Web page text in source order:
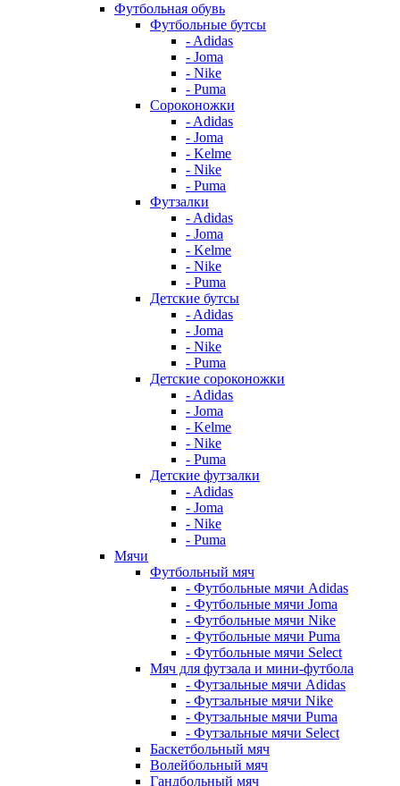
Футбольная обувь
Футбольные бутсы
- Adidas
- Joma
- Nike
- Puma
Сороконожки
- Adidas
- Joma
- Kelme
- Nike
- Puma
Футзалки
- Adidas
- Joma
- Kelme
- Nike
- Puma
Детские бутсы
- Adidas
- Joma
- Nike
- Puma
Детские сороконожки
- Adidas
- Joma
- Kelme
- Nike
- Puma
Детские футзалки
- Adidas
- Joma
- Nike
- Puma
Мячи
Футбольный мяч
- Футбольные мячи Adidas
- Футбольные мячи Joma
- Футбольные мячи Nike
- Футбольные мячи Puma
- Футбольные мячи Select
Мяч для футзала и мини-футбола
- Футзальные мячи Adidas
- Футзальные мячи Nike
- Футзальные мячи Puma
- Футзальные мячи Select
Баскетбольный мяч
Волейбольный мяч
Гандбольный мяч